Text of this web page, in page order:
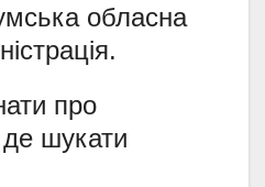
обласна
про
шукати